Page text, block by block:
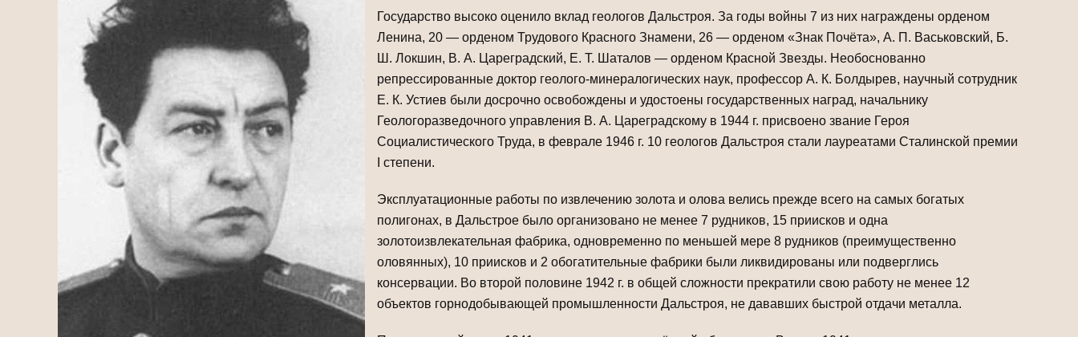
Государство высоко оценило вклад геологов Дальстроя. За годы войны 7 из них награждены орденом
Ленина, 20 — орденом Трудового Красного Знамени, 26 — орденом «Знак Почёта», А. П. Васьковский, Б.
Ш. Локшин, В. А. Цареградский, Е. Т. Шаталов — орденом Красной Звезды. Необоснованно
репрессированные доктор геолого-минералогических наук, профессор А. К. Болдырев, научный сотрудник
Е. К. Устиев были досрочно освобождены и удостоены государственных наград, начальнику
Геологоразведочного управления В. А. Цареградскому в 1944 г. присвоено звание Героя
Социалистического Труда, в феврале 1946 г. 10 геологов Дальстроя стали лауреатами Сталинской премии
I степени.
Эксплуатационные работы по извлечению золота и олова велись прежде всего на самых богатых
полигонах, в Дальстрое было организовано не менее 7 рудников, 15 приисков и одна
золотоизвлекательная фабрика, одновременно по меньшей мере 8 рудников (преимущественно
оловянных), 10 приисков и 2 обогатительные фабрики были ликвидированы или подверглись
консервации. Во второй половине 1942 г. в общей сложности прекратили свою работу не менее 12
объектов горнодобывающей промышленности Дальстроя, не дававших быстрой отдачи металла.